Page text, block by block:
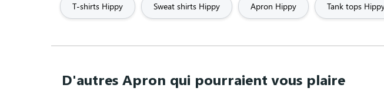
T-shirts Hippy Sweat shirts Hippy Apron Hippy Tank tops
D'autres Apron qui pourraient vous plaire